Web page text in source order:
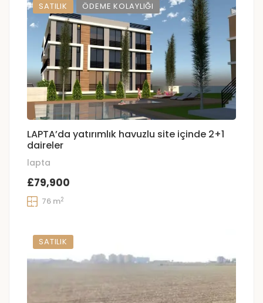
SATILIK ÖDEME KOLAYLIĞI
LAPTA’da yatırımlık havuzlu site içinde 2+1
daireler
lapta
£79,900
76 m2
SATILIK